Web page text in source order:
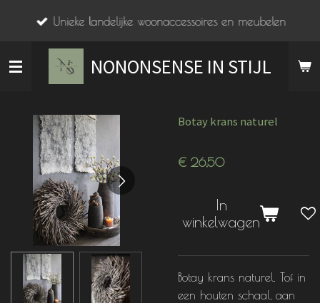
de
hoofdinhoud
NONONSENSE IN STIJL
Unieke landelijke woonaccessoires en meubelen
Botay krans naturel
€ 26,50
In
winkelwagen
Botay krans naturel. Tof in
een houten schaal, aan